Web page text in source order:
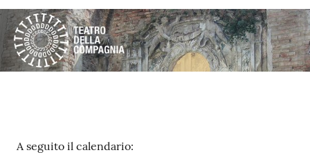
Contenuto
A seguito il calendario: